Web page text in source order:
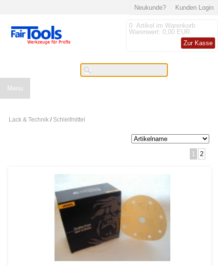
Kunden Login
Neukunde?
0 Artikel im Warenkorb
Warenwert: 0,00 EUR
Zur Kasse
Menu
Lack & Technik / Schleifmittel
1 2